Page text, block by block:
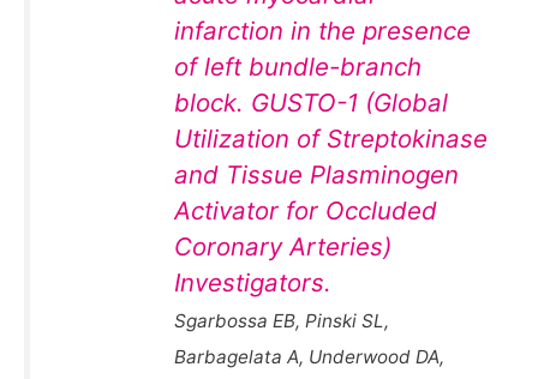
infarction in the presence
of left bundle-branch
block. GUSTO-1 (Global
Utilization of Streptokinase
and Tissue Plasminogen
Activator for Occluded
Coronary Arteries)
Investigators.
Sgarbossa EB, Pinski SL,
Barbagelata A, Underwood DA,